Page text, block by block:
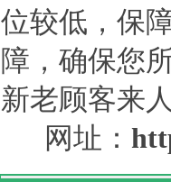
位较低，保
障，确保您
新老顾客来
网址：